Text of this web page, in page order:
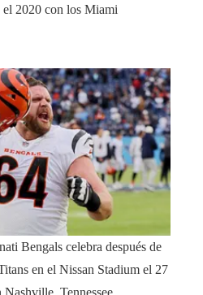
el 2020 con los Miami
Bengals celebra después de
en el Nissan Stadium el 27
Tennessee.